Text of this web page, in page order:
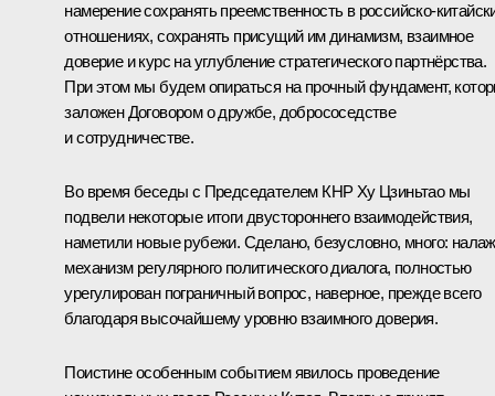
намерение сохранять преемственность в российско-
отношениях, сохранять присущий им динамизм, взаимное
доверие и курс на углубление стратегического партнёрства.
При этом мы будем опираться на прочный фундамент,
заложен Договором о дружбе, добрососедстве
и сотрудничестве.
Во время беседы с Председателем КНР Ху Цзиньтао мы
подвели некоторые итоги двустороннего взаимодействия,
наметили новые рубежи. Сделано, безусловно, много:
механизм регулярного политического диалога, полностью
урегулирован пограничный вопрос, наверное, прежде всего
благодаря высочайшему уровню взаимного доверия.
Поистине особенным событием явилось проведение